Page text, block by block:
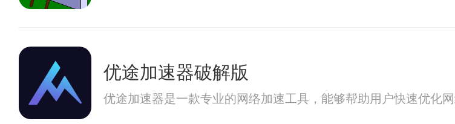
优途加速器破解版
优途加速器是一款专业的网络加速工具，能够帮助用户快速优化